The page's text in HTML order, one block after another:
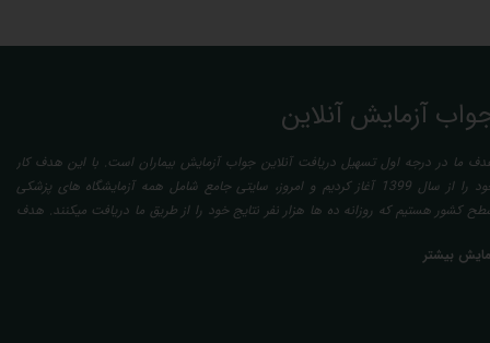
آزمایش آنلاین
ما در درجه اول تسهیل دریافت آنلاین جواب آزمایش بیماران است. با این هدف کار
خود را از سال 1399 آغاز کردیم و امروز، سایتی جامع شامل همه آزمایشگاه های پزشکی
کشور هستیم که روزانه ده ها هزار نفر نتایج خود را از طریق ما دریافت میکنند. هدف
با تایید و مهر پزشک متخصص) میباشد. رسالت ما در تفسیر، استخراج حداکثر
بیشتر